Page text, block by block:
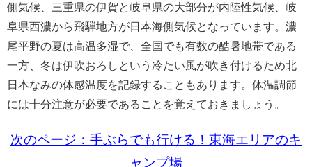
側気候、三重県の伊賀と岐阜県の大部分が内陸性気候、岐
阜県西濃から飛騨地方が日本海側気候となっています。濃
尾平野の夏は高温多湿で、全国でも有数の酷暑地帯である
一方、冬は伊吹おろしという冷たい風が吹き付けるため北
日本なみの体感温度を記録することもあります。体温調節
には十分注意が必要であることを覚えておきましょう。
次のページ：手ぶらでも行ける！東海エリアのキ
ャンプ場